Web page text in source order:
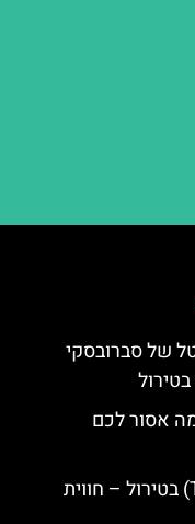
של סברובסקי
אסור לכם
פארק הדינוזאורים (Triassic Park) בטירול – חווית